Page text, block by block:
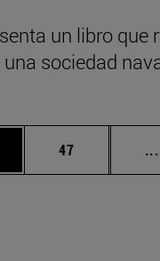
un libro que
sociedad
para desplazarse.
Página
47 ...